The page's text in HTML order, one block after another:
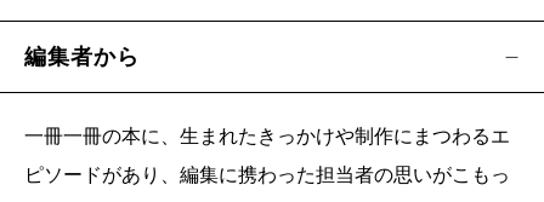
編集者から
一冊一冊の本に、生まれたきっかけや制作にまつわるエ
ピソードがあり、編集に携わった担当者の思いがこもっ